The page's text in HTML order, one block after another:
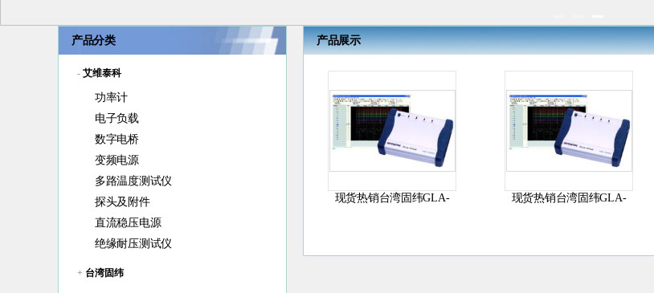
产品分类
- 艾维泰科
功率计
电子负载
数字电桥
变频电源
多路温度测试仪
探头及附件
直流稳压电源
绝缘耐压测试仪
+ 台湾固纬
产品展示
现货热销台湾固纬GLA-
现货热销台湾固纬GLA-